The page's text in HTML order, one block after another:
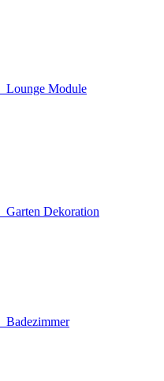
Lounge Module
Garten Dekoration
Badezimmer